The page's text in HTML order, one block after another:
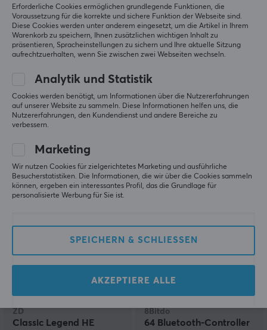
Pro 3 Bluetooth
Spielsteuerung G Classic
64.90 €
Switch 2 Pro Controller
74.90 € (89 €)
ZD
Classic Legend HE
8Bitdo
64 Bluetooth-Controller
Erforderliche Cookies ermöglichen grundlegende Funktionen, die
Voraussetzung für die korrekte und sichere Funktion der Webseite sind.
Diese Cookies werden unter anderem eingesetzt, um die Artikel in Ihrem
Warenkorb zu speichern, Ihnen zusätzlichen wichtigen Inhalt zu
präsentieren, Spracheinstellungen zu sichern und Ihre aktuelle Sitzung
aufrechtzuerhalten, wenn Sie zwischen zwei Webseiten wechseln.
Analytik und Statistik
Cookies werden benötigt, um Informationen über die Nutzererfahrungen
auf unserer Website zu sammeln. Diese Informationen helfen uns, die
Nutzererfahrungen, den Kundendienst und andere Bereiche zu
verbessern.
Marketing
Wir nutzen Cookies für zielgerichtetes Marketing und ausführliche
Besucherstatistiken. Die Informationen, die wir über die Cookies sammeln
können, ergeben ein interessantes Profil, das die Grundlage für
personalisierte Werbung für Sie ist.
SPEICHERN & SCHLIESSEN
AKZEPTIERE ALLE